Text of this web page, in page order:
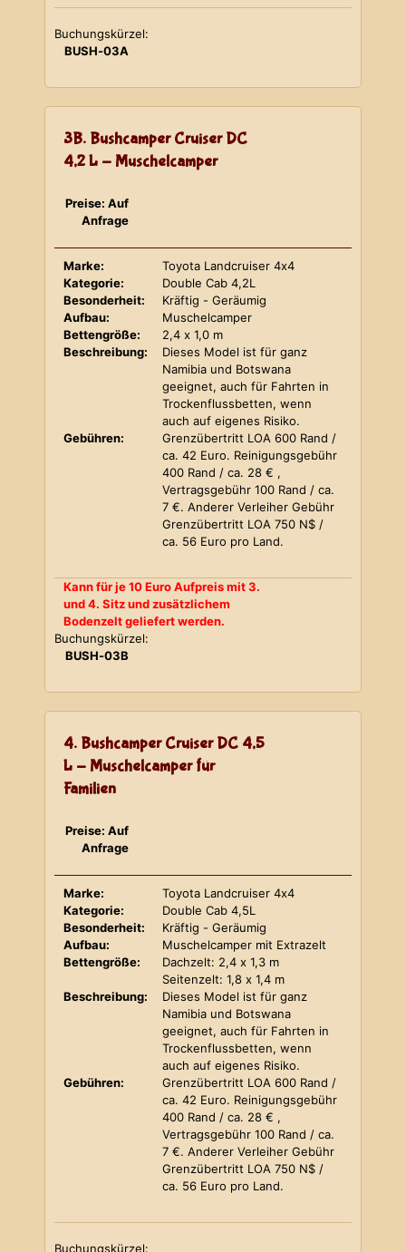
Buchungskürzel:
BUSH-03A
3B. Bushcamper Cruiser DC
4,2 L - Muschelcamper
Preise: Auf
Anfrage
Marke:
Toyota Landcruiser 4x4
Kategorie:
Double Cab 4,2L
Besonderheit:
Kräftig - Geräumig
Aufbau:
Muschelcamper
Bettengröße:
2,4 x 1,0 m
Beschreibung:
Dieses Model ist für ganz
Namibia und Botswana
geeignet, auch für Fahrten in
Trockenflussbetten, wenn
auch auf eigenes Risiko.
Gebühren:
Grenzübertritt LOA 600 Rand /
ca. 42 Euro. Reinigungsgebühr
400 Rand / ca. 28 € ,
Vertragsgebühr 100 Rand / ca.
7 €. Anderer Verleiher Gebühr
Grenzübertritt LOA 750 N$ /
ca. 56 Euro pro Land.
Kann für je 10 Euro Aufpreis mit 3.
und 4. Sitz und zusätzlichem
Bodenzelt geliefert werden.
Buchungskürzel:
BUSH-03B
4. Bushcamper Cruiser DC 4,5
L - Muschelcamper für
Familien
Preise: Auf
Anfrage
Marke:
Toyota Landcruiser 4x4
Kategorie:
Double Cab 4,5L
Besonderheit:
Kräftig - Geräumig
Aufbau:
Muschelcamper mit Extrazelt
Bettengröße:
Dachzelt: 2,4 x 1,3 m
Seitenzelt: 1,8 x 1,4 m
Beschreibung:
Dieses Model ist für ganz
Namibia und Botswana
geeignet, auch für Fahrten in
Trockenflussbetten, wenn
auch auf eigenes Risiko.
Gebühren:
Grenzübertritt LOA 600 Rand /
ca. 42 Euro. Reinigungsgebühr
400 Rand / ca. 28 € ,
Vertragsgebühr 100 Rand / ca.
7 €. Anderer Verleiher Gebühr
Grenzübertritt LOA 750 N$ /
ca. 56 Euro pro Land.
Buchungskürzel: